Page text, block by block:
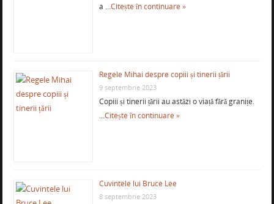
a …Citește în continuare »
Regele Mihai despre copiii și tinerii țării
9 septembrie 2023
Copiii și tinerii țării au astăzi o viață fără granițe.
…Citește în continuare »
Cuvintele lui Bruce Lee
8 septembrie 2023